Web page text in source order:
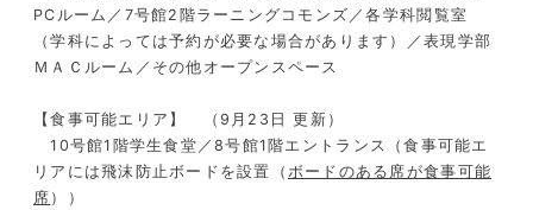
PC ルーム／7号館2 階ラーニングコモンズ／各学科閲覧室
（学科によっては予約が必要な場合があります）／表現学部
ＭＡＣルーム／その他オープンスペース
【食事可能エリア】 （9月23日 更新）
1 0号館1 階学生食堂／8号館1 階エントランス（食事可能エ
リアには飛沫防止ボードを設置（ ボードのある席が食事可能
席 ））